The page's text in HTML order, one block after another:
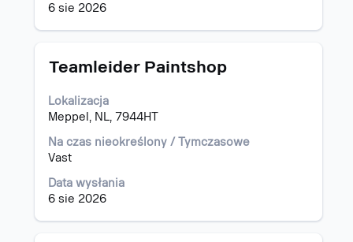
6 sie 2026
pracy.
Tytuł
Teamleider Paintshop
Lokalizacja
Meppel, NL, 7944HT
Na czas nieokreślony / Tymczasowe
Vast
Data wysłania
6 sie 2026
Zaznacz
pomocą
spacji,
aby
wyświetlić
pełną
danych
oferty
pracy.